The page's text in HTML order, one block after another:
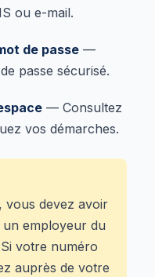
ou e-mail.
de passe —
passe sécurisé.
— Consultez
vos démarches.
vous devez avoir
employeur du
votre numéro
auprès de votre